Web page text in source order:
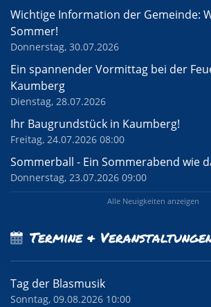
Wichtige Information der Gemeinde:
Sommer!
Donnerstag, 30.07.2026
Ein spannender Vormittag bei der
Kaumberg
Dienstag, 28.07.2026
Ihr Baugrundstück in Kaumberg!
Freitag, 24.07.2026 08:00
Sommerball - Ein Sommerabend wie
Donnerstag, 23.07.2026 09:00
Alle Neuigkeiten anzeigen
Termine &
Tag der Blasmusik
Sonntag, 09.08.2026 10:00